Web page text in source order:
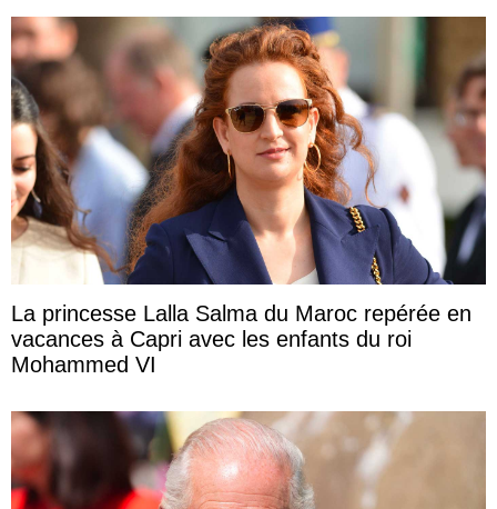
La princesse Lalla Salma du Maroc repérée en
vacances à Capri avec les enfants du roi
Mohammed VI